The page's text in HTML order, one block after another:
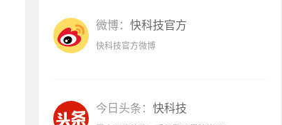
微博： 快科技官方
快科技官方微博
今日头条： 快科技